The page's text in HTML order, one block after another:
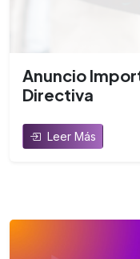
Anuncio
Directiva
Leer Más